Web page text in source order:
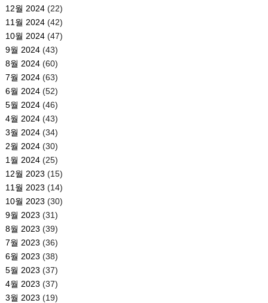
12월 2024(22)
11월 2024(42)
10월 2024(47)
9월 2024(43)
8월 2024(60)
7월 2024(63)
6월 2024(52)
5월 2024(46)
4월 2024(43)
3월 2024(34)
2월 2024(30)
1월 2024(25)
12월 2023 (15)
11월 2023 (14)
10월 2023 (30)
9월 2023 (31)
8월 2023 (39)
7월 2023 (36)
6월 2023 (38)
5월 2023 (37)
4월 2023 (37)
3월 2023 (19)